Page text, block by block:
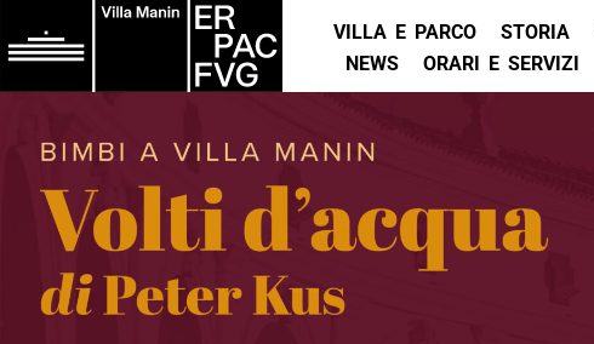
VILLA E PARCO STORIA
NEWS
ORARI E SERVIZI